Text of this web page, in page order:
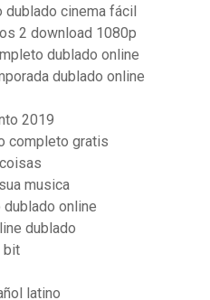
cinema fácil
2 download 1080p
dublado online
dublado online
2019
completo gratis
musica
online
dublado
bit
latino